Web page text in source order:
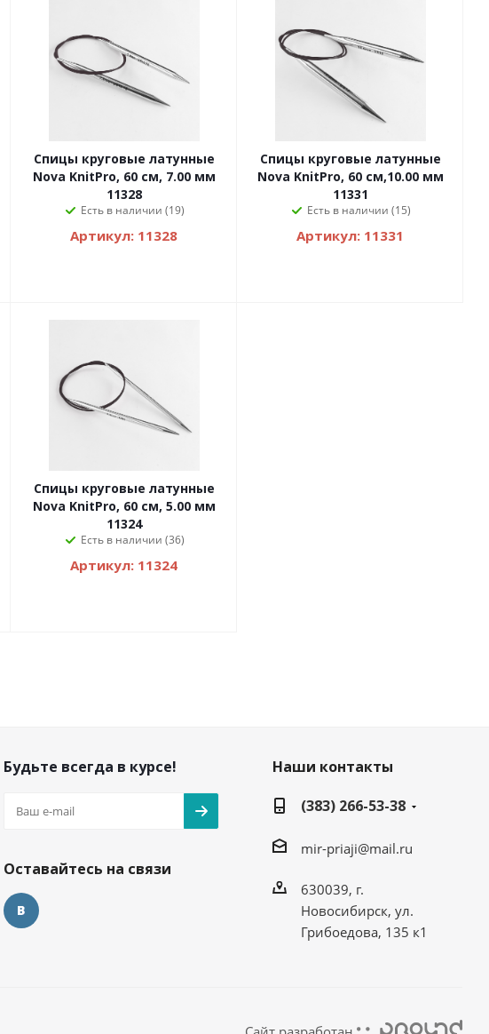
Спицы круговые латунные
Nova KnitPro, 60 см, 7.00 мм
11328
Есть в наличии (19)
Артикул: 11328
Спицы круговые латунные
Nova KnitPro, 60 см,10.00 мм
11331
Есть в наличии (15)
Артикул: 11331
Спицы круговые латунные
Nova KnitPro, 60 см, 5.00 мм
11324
Есть в наличии (36)
Артикул: 11324
Будьте всегда в курсе!
Оставайтесь на связи
Наши контакты
(383) 266-53-38
mir-priaji@mail.ru
630039, г.
Новосибирск, ул.
Грибоедова, 135 к1